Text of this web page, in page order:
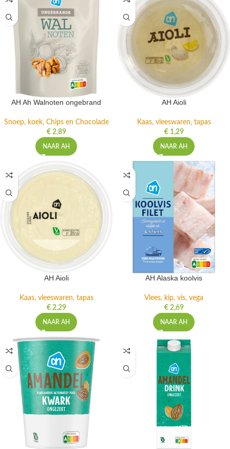
AH Ah Walnoten ongebrand
Snoep, koek, Chips en Chocolade
€2,89
NAAR AH
AH Aioli
Kaas, vleeswaren, tapas
€1,29
NAAR AH
AH Aioli
Kaas, vleeswaren, tapas
€2,29
NAAR AH
AH Alaska koolvis
Vlees, kip, vis, vega
€2,69
NAAR AH